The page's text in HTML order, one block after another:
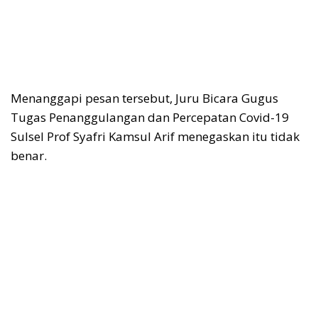
Menanggapi pesan tersebut, Juru Bicara Gugus
Tugas Penanggulangan dan Percepatan Covid-19
Sulsel Prof Syafri Kamsul Arif menegaskan itu tidak
benar.